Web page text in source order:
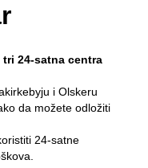
jeziku
24-satna centra
i Olskeru
da možete odložiti
24-satne